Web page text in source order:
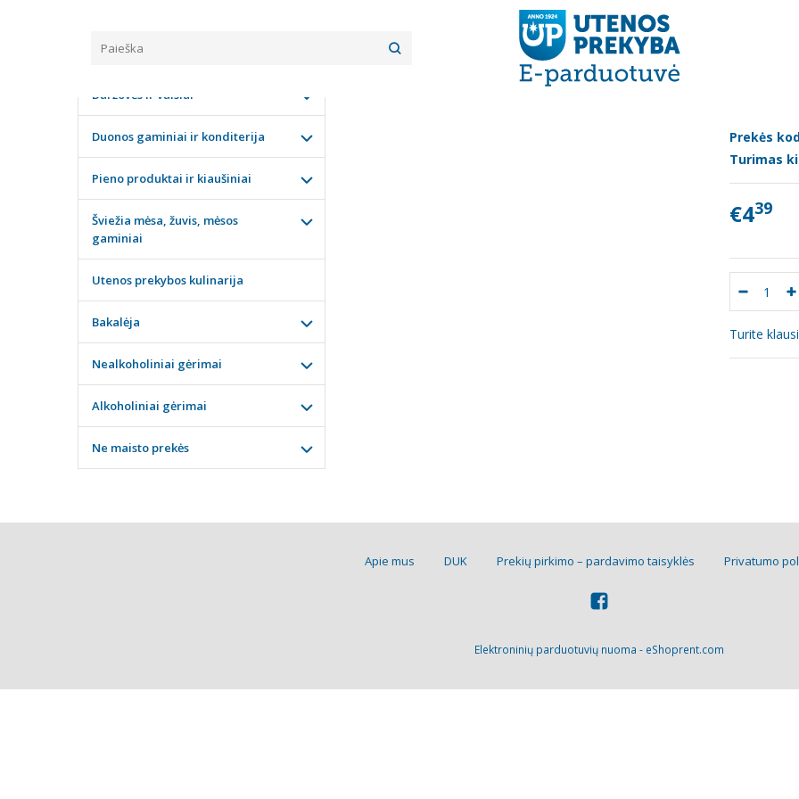
Karštai rūkyta "Krekenavos" šoninė ~0.340g
KARŠTAI RŪKYTA "KREKENAVOS" ŠONINĖ
Prekės
Turimas
€439
Turite
KATEGORIJOS
Daržovės ir vaisiai
Duonos gaminiai ir konditerija
Pieno produktai ir kiaušiniai
Šviežia mėsa, žuvis, mėsos
gaminiai
Utenos prekybos kulinarija
Bakalėja
Nealkoholiniai gėrimai
Alkoholiniai gėrimai
Ne maisto prekės
Apie mus DUK Prekių pirkimo – pardavimo taisyklės Privatumo
Elektroninių parduotuvių nuoma - eShoprent.com